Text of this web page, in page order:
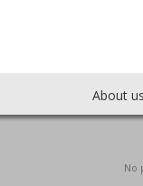
About us
No